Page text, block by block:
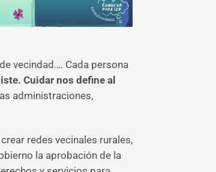
vecindad…. Cada persona
Cuidar nos define al
administraciones,
redes vecinales rurales,
la aprobación de la